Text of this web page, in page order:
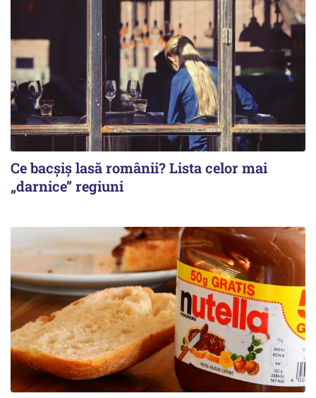
Ce bacșiș lasă românii? Lista celor mai
„darnice” regiuni